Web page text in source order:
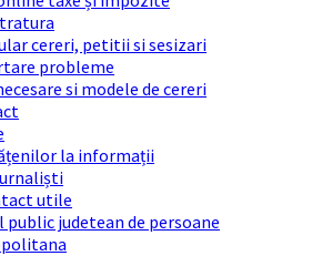
cereri, petitii si sesizari
probleme
si modele de cereri
la informații
utile
judetean de persoane